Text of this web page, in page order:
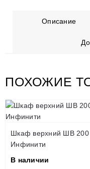
Описание
ПОХОЖИЕ
Шкаф верхний ШВ 200
Инфинити
В наличии